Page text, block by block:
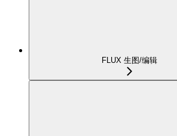
FLUX 生图/编辑